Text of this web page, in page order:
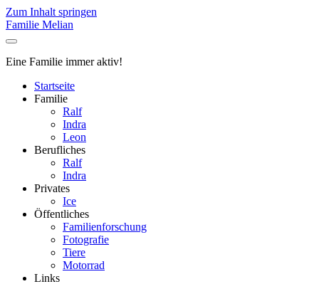
Zum Inhalt springen
Familie Melian
Eine Familie immer aktiv!
Startseite
Familie
Ralf
Indra
Leon
Berufliches
Ralf
Indra
Privates
Ice
Öffentliches
Familienforschung
Fotografie
Tiere
Motorrad
Links